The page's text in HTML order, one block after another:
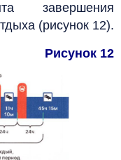
завершения
(рисунок 12).
Рисунок 12